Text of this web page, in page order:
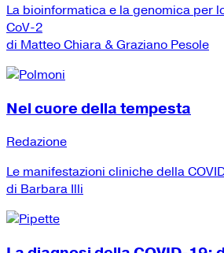
La bioinformatica e la genomica per
CoV-2
di Matteo Chiara & Graziano Pesole
Nel cuore della tempesta
Redazione
Le manifestazioni cliniche della
di Barbara Illi